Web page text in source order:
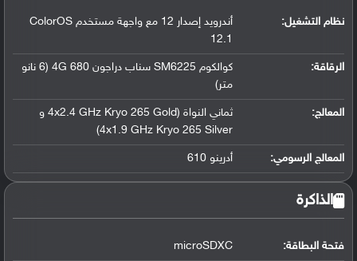
نظام التشغيل:
أندرويد إصدار 12 مع واجهة مستخدم ColorOS
12.1
الرقاقة:
كوالكوم SM6225 سناب دراجون 680 4G (6 نانو
متر)
المعالج:
ثماني النواة (4x2.4 GHz Kryo 265 Gold و
4x1.9 GHz Kryo 265 Silver)
المعالج الرسومي: أدرينو 610
الذاكرة
فتحة البطاقة: microSDXC